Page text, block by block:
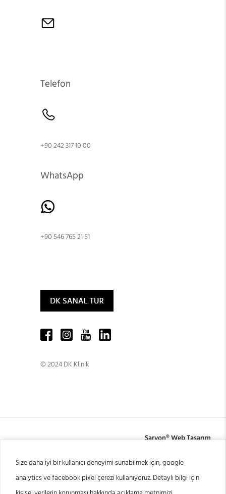
Size daha iyi bir kullanıcı deneyimi sunabilmek için, google
analytics ve facebook pixel çerezi kullanıyoruz. Detaylı bilgi için
Telefon
+90 242 317 10 00
WhatsApp
+90 546 765 21 51
© 2024 DK Klinik
Sarvon®Web Tasarım